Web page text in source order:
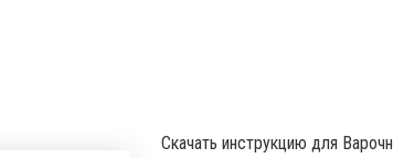
Скачать инструкцию для